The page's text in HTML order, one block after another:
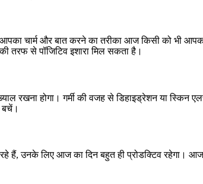
चार्म और बात करने का तरीका आज किसी को भी
तरफ से पॉजिटिव इशारा मिल सकता है।
रखना होगा। गर्मी की वजह से डिहाइड्रेशन या स्किन
हैं, उनके लिए आज का दिन बहुत ही प्रोडक्टिव रहेगा।